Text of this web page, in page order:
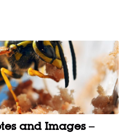
and Images –